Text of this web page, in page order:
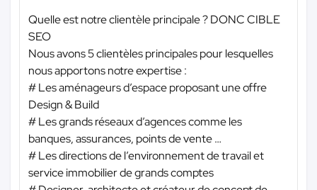
Quelle est notre clientèle principale ? DONC CIBLE
SEO
Nous avons 5 clientèles principales pour lesquelles
nous apportons notre expertise :
# Les aménageurs d’espace proposant une offre
Design & Build
# Les grands réseaux d’agences comme les
banques, assurances, points de vente …
# Les directions de l’environnement de travail et
service immobilier de grands comptes